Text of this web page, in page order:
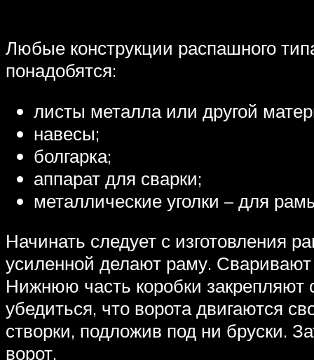
Любые конструкции распашного
понадобятся:
листы металла или другой
навесы;
болгарка;
аппарат для сварки;
металлические уголки – для
Начинать следует с изготовления
усиленной делают раму. Сваривают
Нижнюю часть коробки закрепляют
убедиться, что ворота двигаются
створки, подложив под ни бруски.
ворот.